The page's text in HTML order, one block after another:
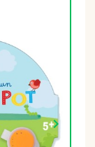
Volgende
keyboard_arrow_right